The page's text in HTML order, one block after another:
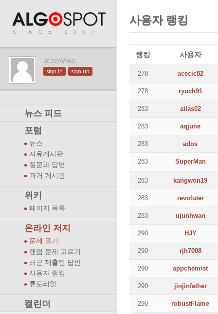
SINCE 2007
로그인하세요.
sign in sign up
뉴스 피드
포럼
뉴스
자유게시판
질문과 답변
과거 게시판
위키
페이지 목록
온라인 저지
문제 풀기
랜덤 문제 고르기
최근 제출된 답안
사용자 랭킹
튜토리얼
캘린더
사용자 랭킹
랭킹 사용자
278 acecic82
278 ryuch91
283 atlas02
283 aqjune
283 ados
283 SuperMan
283 kangwon19
283 revoluter
283 ujunhwan
290 HJY
290 rjh7008
290 appchemist
290 jinjinfather
290 robustFlame